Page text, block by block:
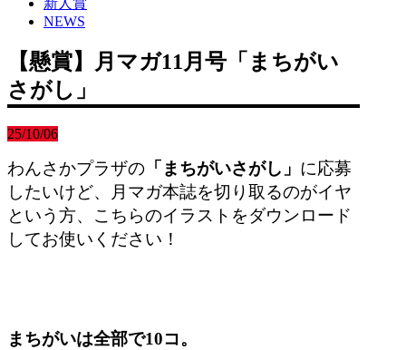
新人賞
NEWS
【懸賞】月マガ11月号「まちがい
さがし」
25/10/06
わんさかプラザの 「まちがいさがし」 に応募
したいけど、月マガ本誌を切り取るのがイヤ
という方、こちらのイラストをダウンロード
してお使いください！
まちがいは全部で10コ。